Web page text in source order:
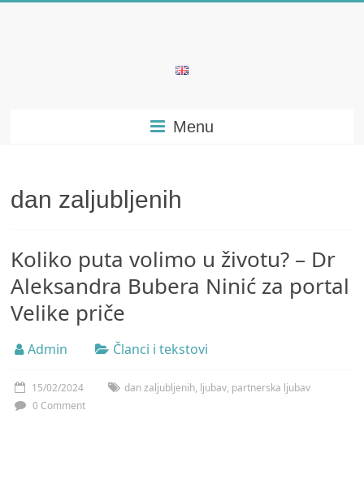
psihijatrije
Menu
dan zaljubljenih
Koliko puta volimo u životu? – Dr
Aleksandra Bubera Ninić za portal
Velike priče
Admin Članci i tekstovi
15/02/2024 dan zaljubljenih, ljubav, partnerska ljubav
0 Comment